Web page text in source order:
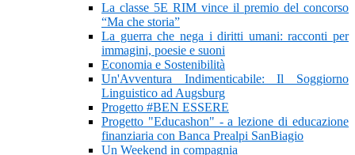
La classe 5E RIM vince il premio del concorso
“Ma che storia”
La guerra che nega i diritti umani: racconti per
immagini, poesie e suoni
Economia e Sostenibilità
Un'Avventura Indimenticabile: Il Soggiorno
Linguistico ad Augsburg
Progetto #BEN ESSERE
Progetto "Educashon" - a lezione di educazione
finanziaria con Banca Prealpi SanBiagio
Un Weekend in compagnia